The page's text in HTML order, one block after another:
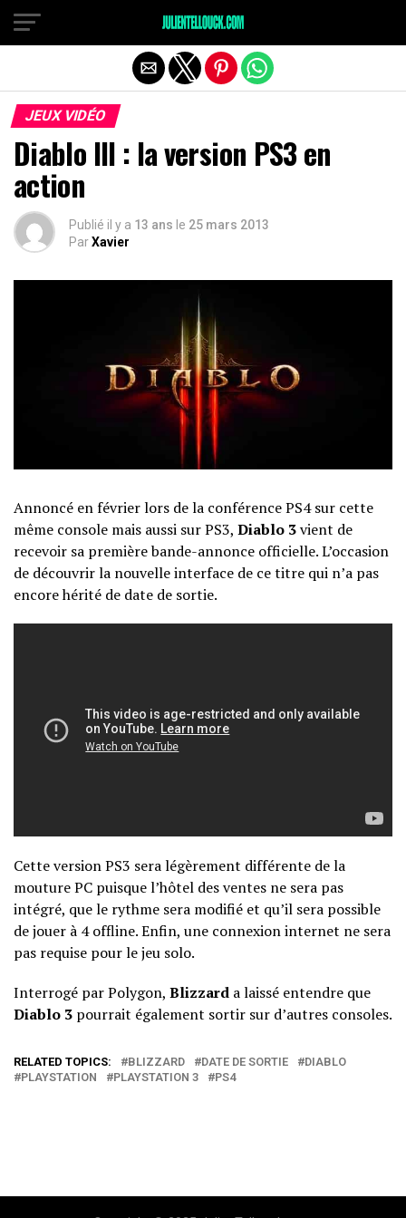
JEUX VIDÉO
Diablo III : la version PS3 en
action
Publié il y a 13 ans le 25 mars 2013
ParXavier
Annoncé en février lors de la conférence PS4 sur cette
même console mais aussi sur PS3, Diablo 3vient de
recevoir sa première bande-annonce officielle. L’occasion
de découvrir la nouvelle interface de ce titre qui n’a pas
encore hérité de date de sortie.
Cette version PS3 sera légèrement différente de la
mouture PC puisque l’hôtel des ventes ne sera pas
intégré, que le rythme sera modifié et qu’il sera possible
de jouer à 4 offline. Enfin, une connexion internet ne sera
pas requise pour le jeu solo.
Interrogé parPolygon, Blizzard a laissé entendre que
Diablo 3 pourrait également sortir sur d’autres consoles.
RELATED TOPICS: BLIZZARD DATE DE SORTIE
DIABLO
PLAYSTATION
PLAYSTATION 3 PS4